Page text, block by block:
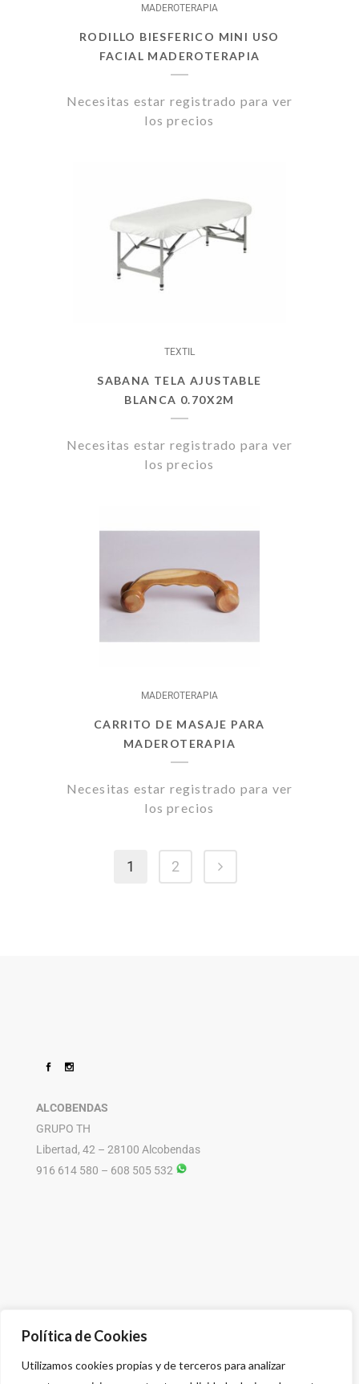
Política de Cookies
Utilizamos cookies propias y de terceros para analizar
MADEROTERAPIA
RODILLO BIESFERICO MINI USO
FACIAL MADEROTERAPIA
Necesitas estar registrado para ver
los precios
TEXTIL
SABANA TELA AJUSTABLE
BLANCA 0.70X2M
Necesitas estar registrado para ver
los precios
MADEROTERAPIA
CARRITO DE MASAJE PARA
MADEROTERAPIA
Necesitas estar registrado para ver
los precios
1 2
ALCOBENDAS
GRUPO TH
Libertad, 42 – 28100 Alcobendas
916 614 580 – 608 505 532